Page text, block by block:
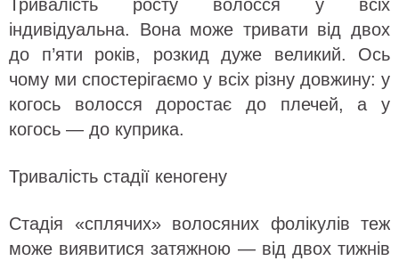
Тривалість росту волосся у всіх
індивідуальна. Вона може тривати від двох
до п’яти років, розкид дуже великий. Ось
чому ми спостерігаємо у всіх різну довжину: у
когось волосся доростає до плечей, а у
когось — до куприка.
Тривалість стадії кеногену
Стадія «сплячих» волосяних фолікулів теж
може виявитися затяжною — від двох тижнів